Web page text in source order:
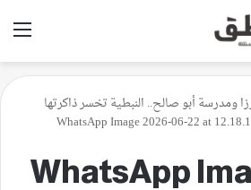
ومدرسة أبو صالح.. النبطية تخسر ذاكرتها
WhatsApp Image 2026-06-22 at
WhatsApp